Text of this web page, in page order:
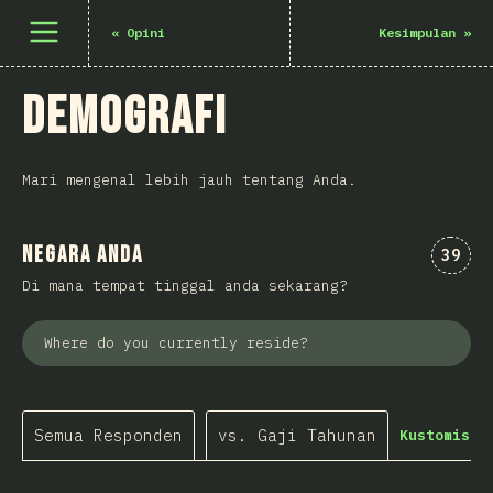
Buka menu « Opini Kesimpulan »
Demografi
Mari mengenal lebih jauh tentang Anda.
Negara Anda 39
Di mana tempat tinggal anda sekarang?
Where do you currently reside?
Semua Responden vs. Gaji Tahunan